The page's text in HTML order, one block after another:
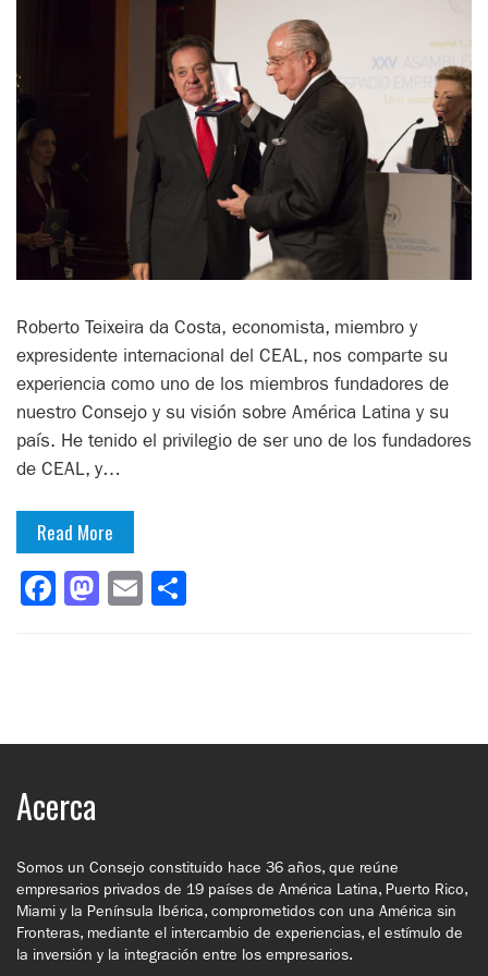
Roberto Teixeira da Costa, economista, miembro y
expresidente internacional del CEAL, nos comparte su
experiencia como uno de los miembros fundadores de
nuestro Consejo y su visión sobre América Latina y su
país. He tenido el privilegio de ser uno de los fundadores
de CEAL, y…
Read More
Facebook
Mastodon
Email
Acerca
Somos un Consejo constituido hace 36 años, que reúne
empresarios privados de 19 países de América Latina, Puerto Rico,
Miami y la Península Ibérica, comprometidos con una América sin
Fronteras, mediante el intercambio de experiencias, el estímulo de
la inversión y la integración entre los empresarios.